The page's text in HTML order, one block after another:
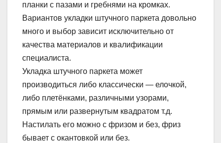
планки с пазами и гребнями на кромках.
Вариантов укладки штучного паркета довольно
много и выбор зависит исключительно от
качества материалов и квалификации
специалиста.
Укладка штучного паркета может
производиться либо классически — елочкой,
либо плетёнками, различными узорами,
прямым или развернутым квадратом т.д.
Настилать его можно с фризом и без, фриз
бывает с окантовкой или без.